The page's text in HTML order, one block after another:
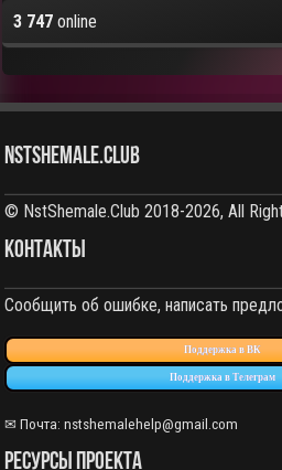
3 747 online
NstShemale.Club
© NstShemale.Club 2018-2026, All
КОНТАКТЫ
Сообщить об ошибке, написать
Поддержка в ВК
Поддержка в Телеграм
✉ Почта: nstshemalehelp@gmail.com
РЕСУРСЫ ПРОЕКТА